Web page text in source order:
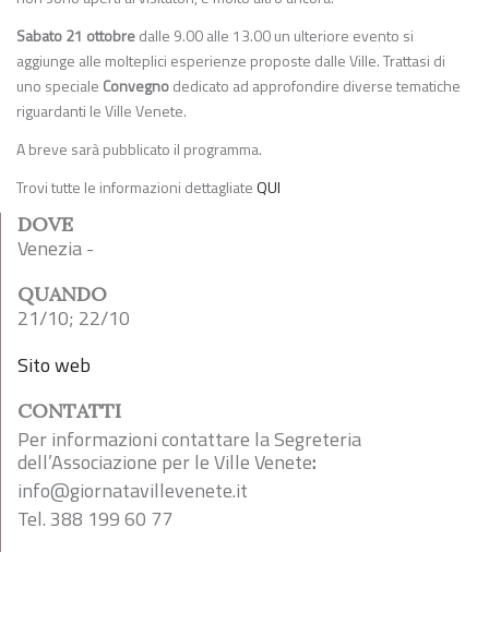
Sabato 21 ottobredalle 9.00 alle 13.00 un ulteriore evento si
aggiunge alle molteplici esperienze proposte dalle Ville. Trattasi di
uno speciale Convegnodedicato ad approfondire diverse tematiche
riguardanti le Ville Venete.
A breve sarà pubblicato il programma.
Trovi tutte le informazioni dettagliate QUI
DOVE
Venezia -
QUANDO
21/10; 22/10
Sito web
CONTATTI
Per informazioni contattare la Segreteria
dell’Associazione per le Ville Venete:
info@giornatavillevenete.it
Tel. 388 199 60 77